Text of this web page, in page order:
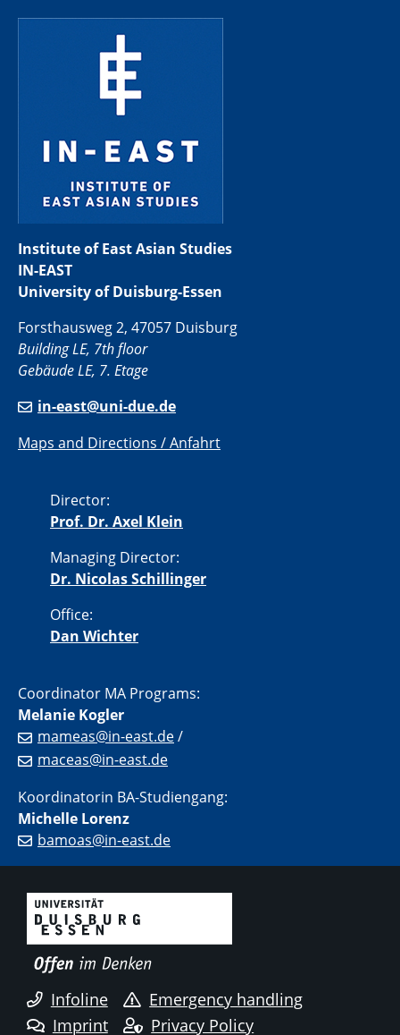
Institute of East Asian Studies
IN-EAST
University of Duisburg-Essen
Forsthausweg 2, 47057 Duisburg
Building LE, 7th floor
Gebäude LE, 7. Etage
in-east@uni-due.de
Maps and Directions / Anfahrt
Director:
Prof. Dr. Axel Klein
Managing Director:
Dr. Nicolas Schillinger
Office:
Dan Wichter
Coordinator MA Programs:
Melanie Kogler
mameas@in-east.de/
maceas@in-east.de
Koordinatorin BA-Studiengang:
Michelle Lorenz
bamoas@in-east.de
Infoline
Emergency handling
Imprint
Privacy Policy